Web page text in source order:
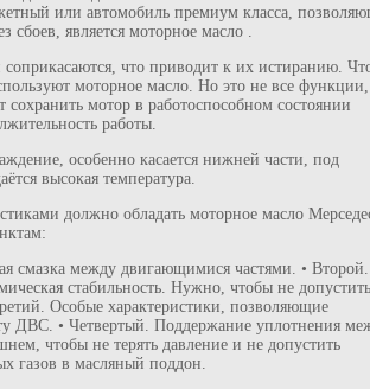
или автомобиль премиум класса,
сбоев, является моторное масло .
соприкасаются, что приводит к их истиранию.
моторное масло. Но это не все функции,
сохранить мотор в работоспособном состоянии
работы.
особенно касается нижней части, под
высокая температура.
должно обладать моторное масло
смазка между двигающимися частями. • Второй.
стабильность. Нужно, чтобы не допустить
Особые характеристики, позволяющие
ДВС. • Четвертый. Поддержание уплотнения
чтобы не терять давление и не допустить
газов в масляный поддон.